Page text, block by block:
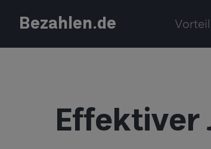
Bezahlen.de
Effektiver